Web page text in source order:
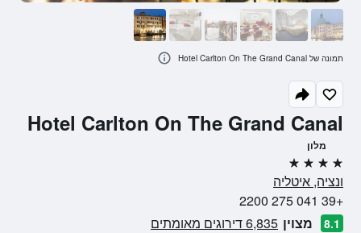
Hotel Carlton On The Grand Canal
מלון
4 כוכבים
ונציה, איטליה
+39 041 275 2200
8.1 מצוין 6,835 דירוגים מאומתים
תמונה של Hotel Carlton On The Grand Canal